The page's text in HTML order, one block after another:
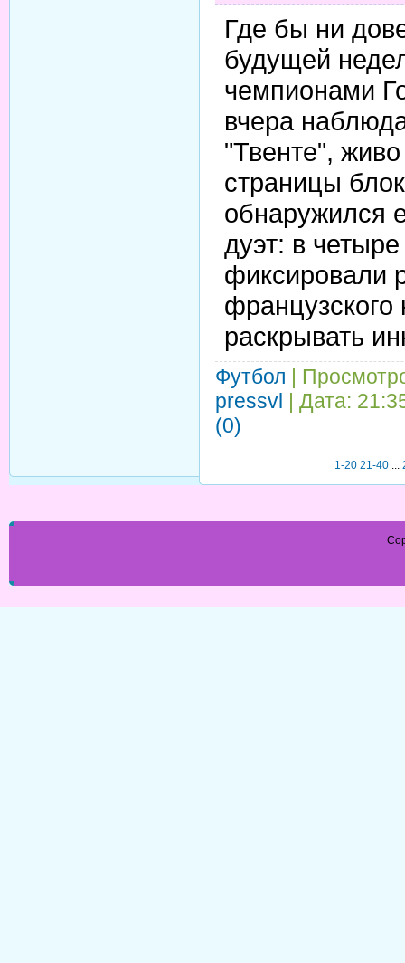
Где бы ни
будущей
чемпионами
вчера
"Твенте",
страницы
обнаружился
дуэт: в
фиксировали
раскрывать
Футбол |
pressvl | Дата:
(0)
1-20 21-40